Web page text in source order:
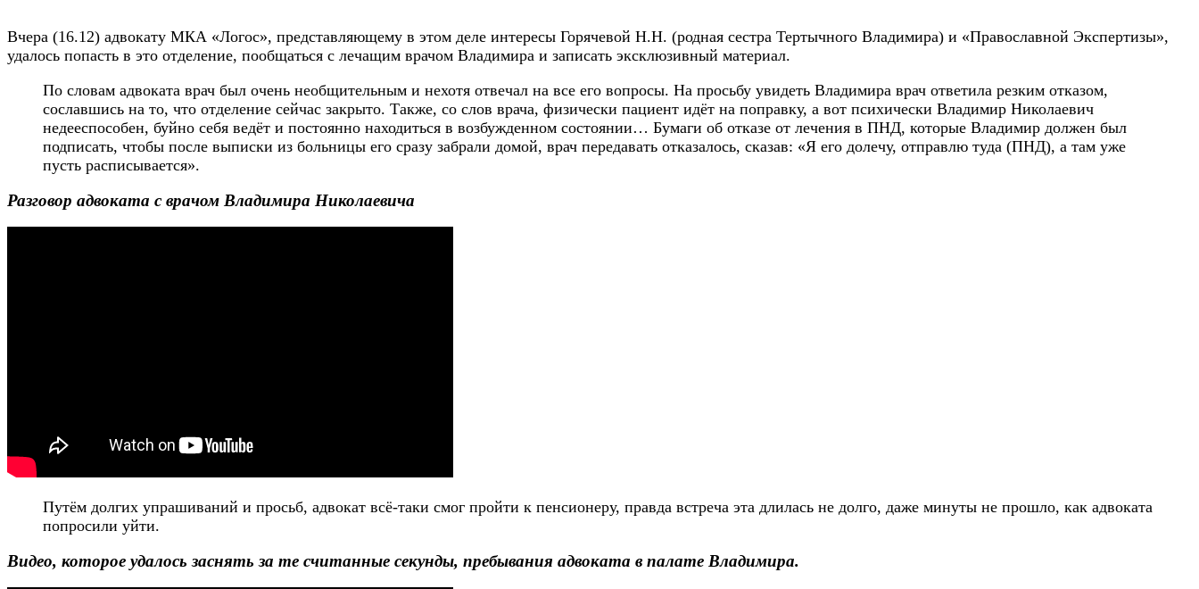
Вчера (16.12) адвокату МКА «Логос», представляющему в этом деле интересы Горячевой Н.Н. (родная сестра Тертычного Владимира) и «Православной Экспертизы»,
удалось попасть в это отделение, пообщаться с лечащим врачом Владимира и записать эксклюзивный материал.
По словам адвоката врач был очень необщительным и нехотя отвечал на все его вопросы. На просьбу увидеть Владимира врач ответила резким отказом,
сославшись на то, что отделение сейчас закрыто. Также, со слов врача, физически пациент идёт на поправку, а вот психически Владимир Николаевич
недееспособен, буйно себя ведёт и постоянно находиться в возбужденном состоянии… Бумаги об отказе от лечения в ПНД, которые Владимир должен был
подписать, чтобы после выписки из больницы его сразу забрали домой, врач передавать отказалось, сказав: «Я его долечу, отправлю туда (ПНД), а там уже
пусть расписывается».
Разговор адвоката с врачом Владимира Николаевича
Путём долгих упрашиваний и просьб, адвокат всё-таки смог пройти к пенсионеру, правда встреча эта длилась не долго, даже минуты не прошло, как адвоката
попросили уйти.
Видео, которое удалось заснять за те считанные секунды, пребывания адвоката в палате Владимира.